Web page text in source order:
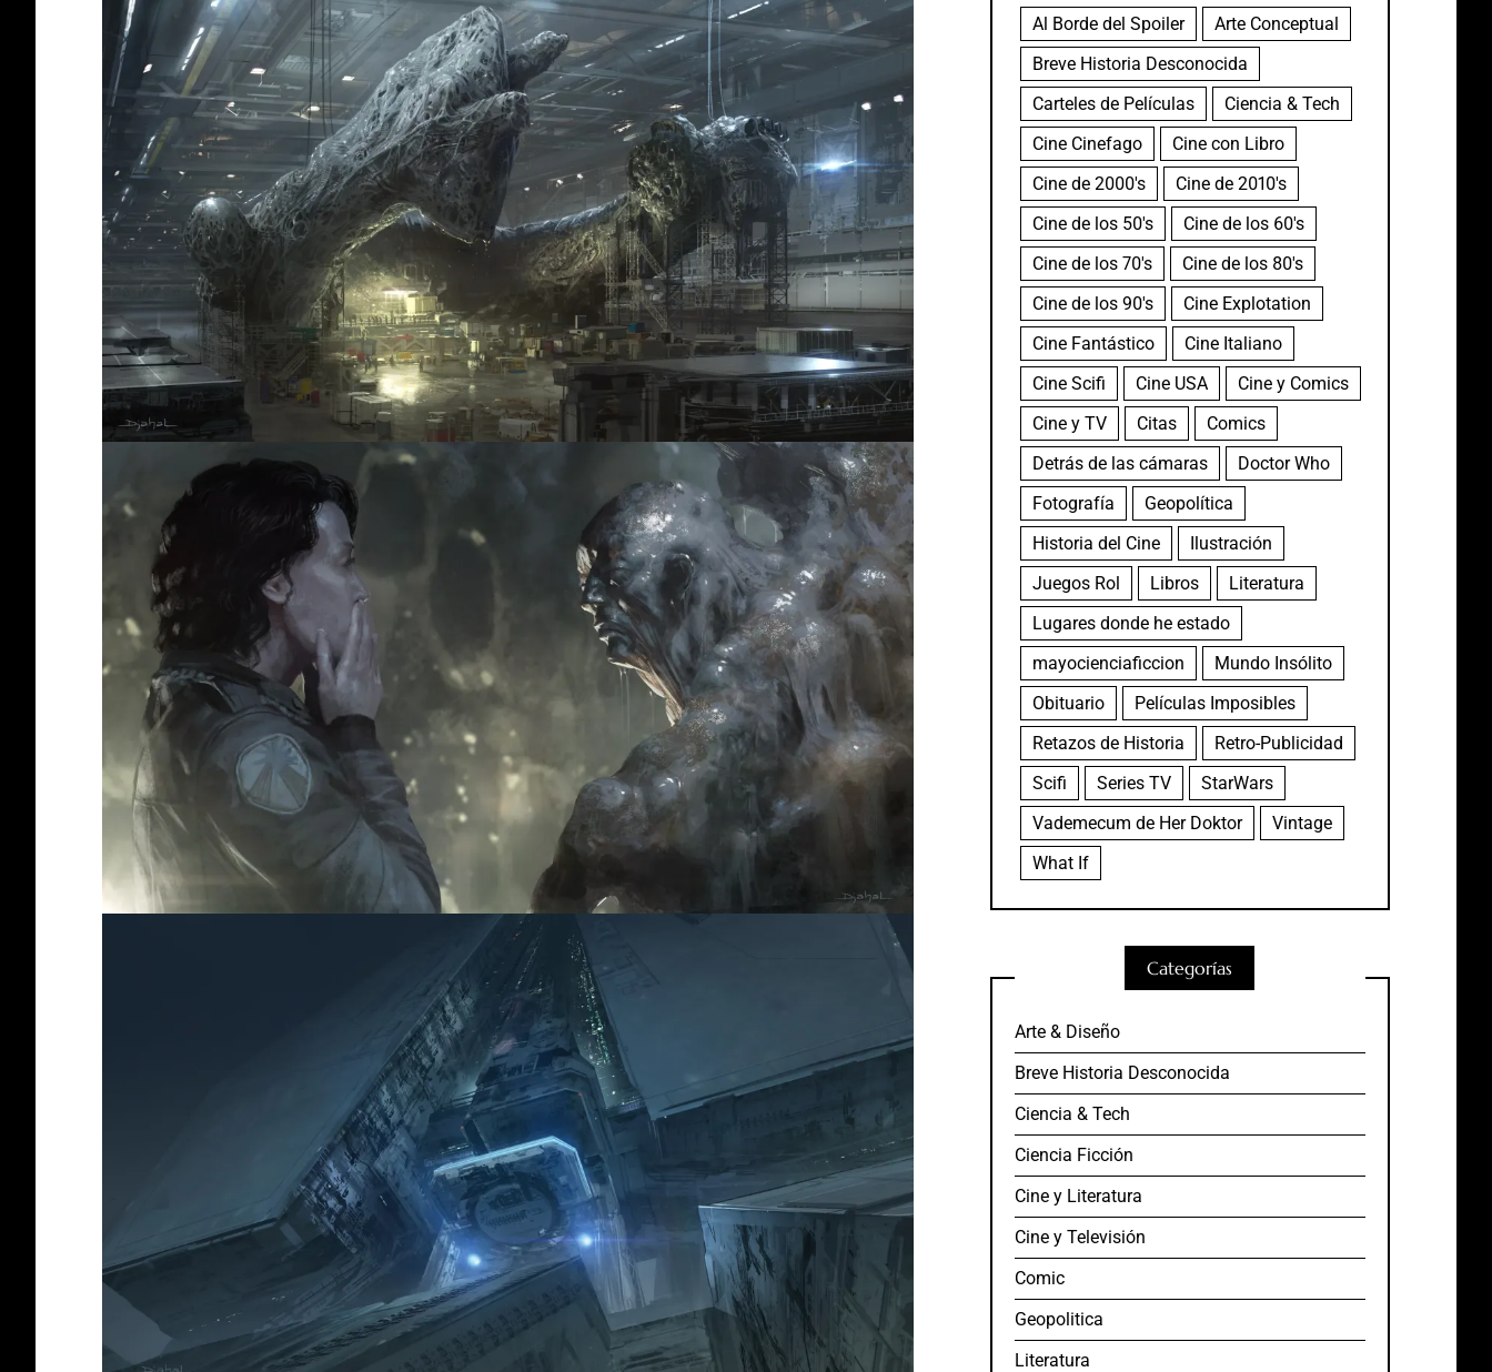
Al Borde del Spoiler
Arte Conceptual
Breve Historia Desconocida
Carteles de Películas
Ciencia & Tech
Cine Cinefago
Cine con Libro
Cine de 2000's
Cine de 2010's
Cine de los 50's
Cine de los 60's
Cine de los 70's
Cine de los 80's
Cine de los 90's
Cine Explotation
Cine Fantástico
Cine Italiano
Cine Scifi
Cine USA
Cine y Comics
Cine y TV
Citas
Comics
Detrás de las cámaras
Doctor Who
Fotografía
Geopolítica
Historia del Cine
Ilustración
Juegos Rol
Libros
Literatura
Lugares donde he estado
mayocienciaficcion
Mundo Insólito
Obituario
Películas Imposibles
Retazos de Historia
Retro-Publicidad
Scifi
Series TV
StarWars
Vademecum de Her Doktor
Vintage
What If
Categorías
Arte & Diseño
Breve Historia Desconocida
Ciencia & Tech
Ciencia Ficción
Cine y Literatura
Cine y Televisión
Comic
Geopolitica
Literatura